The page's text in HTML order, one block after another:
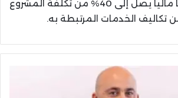
الخضراء تقدم دعما ماليا يصل إلى 40% من تكلفة المشروع